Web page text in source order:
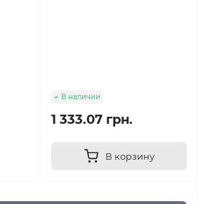
В наличии
1 333.07 грн.
В корзину